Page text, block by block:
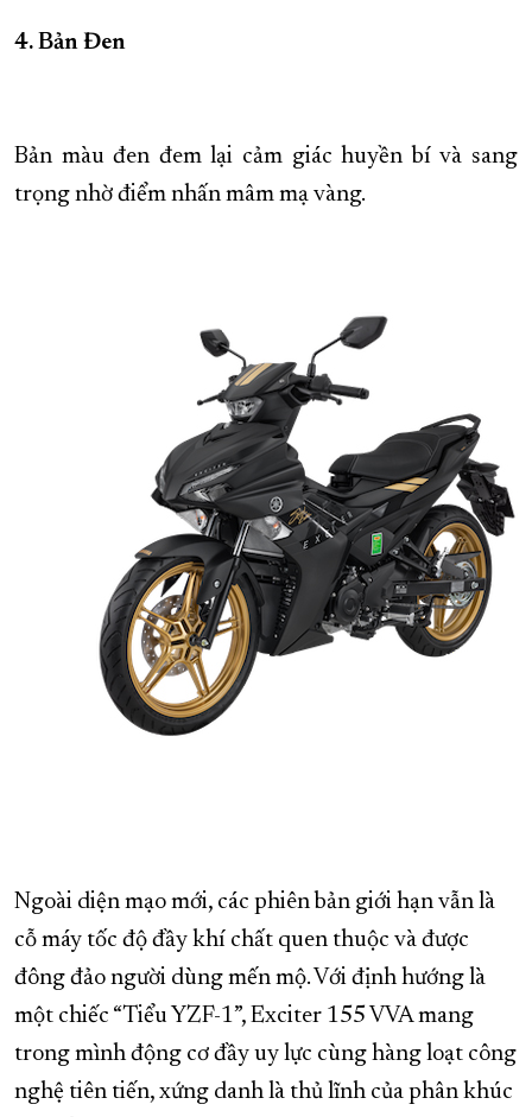
4. Bản Đen
Bản màu đen đem lại cảm giác huyền bí và sang
trọng nhờ điểm nhấn mâm mạ vàng.
Ngoài diện mạo mới, các phiên bản giới hạn vẫn là
cỗ máy tốc độ đầy khí chất quen thuộc và được
đông đảo người dùng mến mộ. Với định hướng là
một chiếc “Tiểu YZF-1”, Exciter 155 VVA mang
trong mình động cơ đầy uy lực cùng hàng loạt công
nghệ tiên tiến, xứng danh là thủ lĩnh của phân khúc